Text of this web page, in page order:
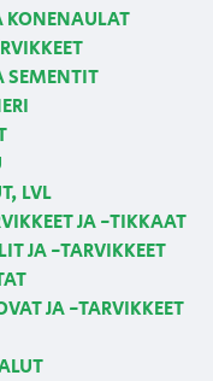
SEMENTIT
LVL
JA -TIKKAAT
JA -TARVIKKEET
JA -TARVIKKEET